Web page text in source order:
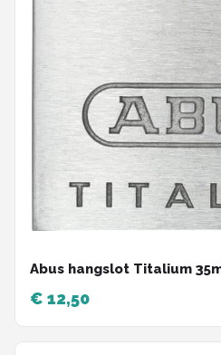
Abus hangslot Titalium
€ 12,50